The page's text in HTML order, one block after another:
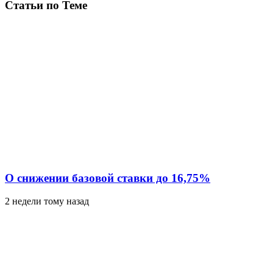
Статьи по Теме
О снижении базовой ставки до 16,75%
2 недели тому назад